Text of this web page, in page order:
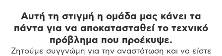
Αυτή τη στιγμή η ομάδα μας κάνει τα
πάντα για να αποκατασταθεί το τεχνικό
πρόβλημα που προέκυψε.
Ζητούμε συγγνώμη για την αναστάτωση και να είστε